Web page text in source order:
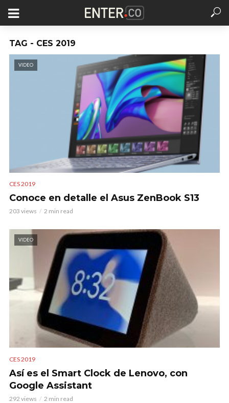
TAG - CES 2019
VIDEO
CES 2019
Conoce en detalle el Asus ZenBook S13
203 views 2 min read
VIDEO
CES 2019
Así es el Smart Clock de Lenovo, con
Google Assistant
292 views 2 min read